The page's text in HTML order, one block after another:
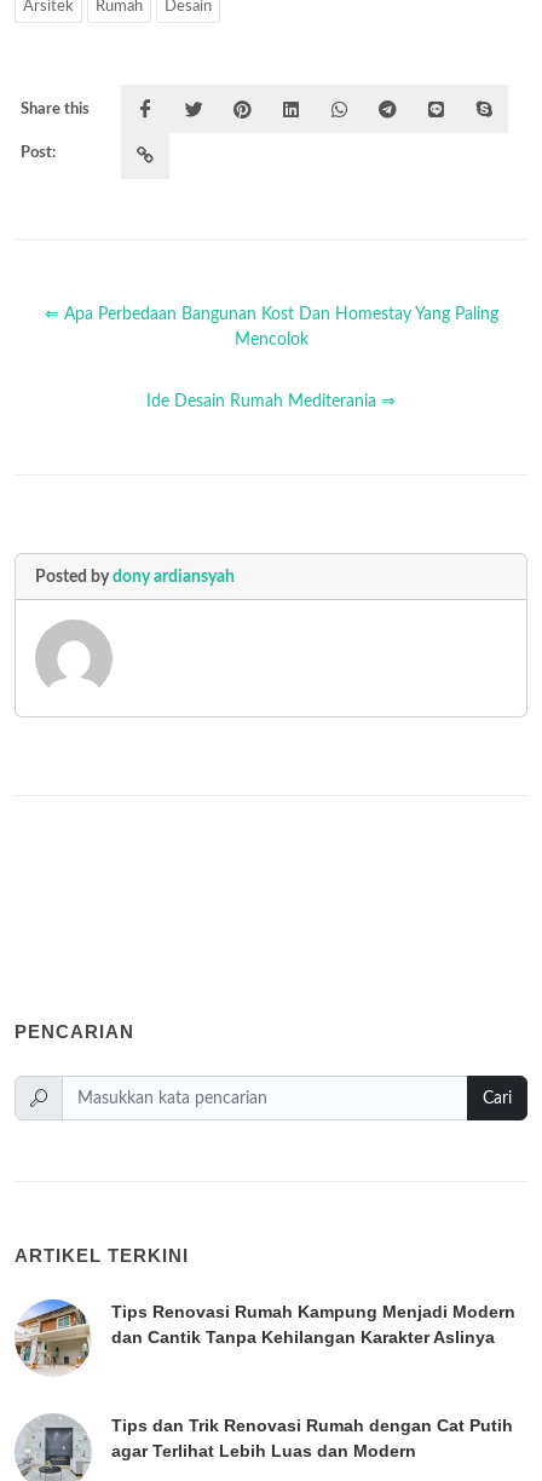
Arsitek Rumah Desain
Share this
Post:
⇐ Apa Perbedaan Bangunan Kost Dan Homestay Yang Paling
Mencolok
Ide Desain Rumah Mediterania ⇒
Posted bydony ardiansyah
PENCARIAN
Cari
ARTIKEL TERKINI
Tips Renovasi Rumah Kampung Menjadi Modern
dan Cantik Tanpa Kehilangan Karakter Aslinya
Tips dan Trik Renovasi Rumah dengan Cat Putih
agar Terlihat Lebih Luas dan Modern